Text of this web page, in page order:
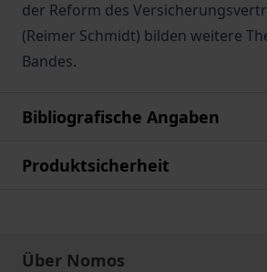
der Reform des
(Reimer Schmidt) bilden weitere
Bandes.
Bibliografische Angaben
Produktsicherheit
Über Nomos